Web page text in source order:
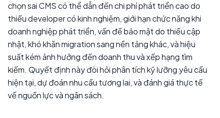
chọn sai CMS có thể dẫn đến chi phí phát triển cao do
thiếu developer có kinh nghiệm, giới hạn chức năng khi
doanh nghiệp phát triển, vấn đề bảo mật do thiếu cập
nhật, khó khăn migration sang nền tảng khác, và hiệu
suất kém ảnh hưởng đến doanh thu và xếp hạng tìm
kiếm. Quyết định này đòi hỏi phân tích kỹ lưỡng yêu cầu
hiện tại, dự đoán nhu cầu tương lai, và đánh giá thực tế
về nguồn lực và ngân sách.